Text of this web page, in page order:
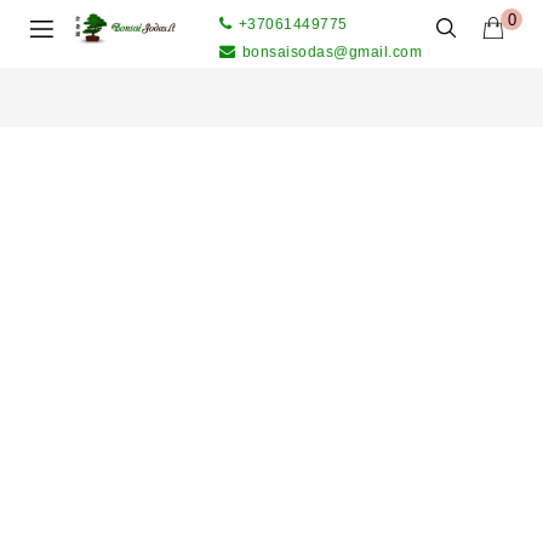
0
+37061449775
bonsaisodas@gmail.com